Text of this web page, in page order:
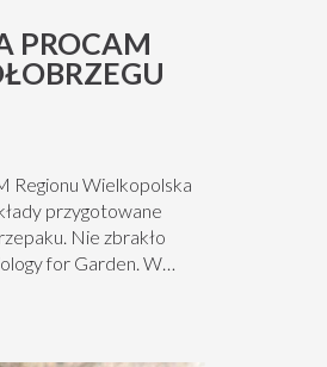
PROCAM
Regionu Wielkopolska
przygotowane
Nie zbrakło
for Garden. W